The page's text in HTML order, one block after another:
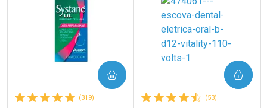
(319)
COMPRAR
(53)
COMPRAR